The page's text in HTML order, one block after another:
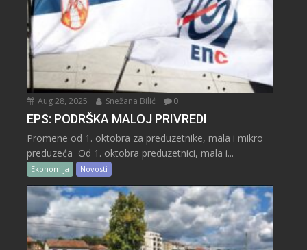
Aug 28, 2025 Snežana Bilić 0
EPS: PODRŠKA MALOJ PRIVREDI
Promene od 1. oktobra za preduzetnike, mala i mikro
preduzeća Od 1. oktobra preduzetnici, mala i...
Ekonomija Novosti